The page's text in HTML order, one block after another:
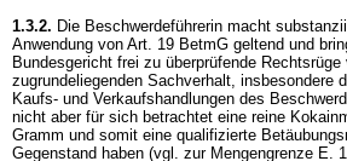
1.3.2. Die Beschwerdeführerin macht
Anwendung von Art. 19 BetmG geltend und
Bundesgericht frei zu überprüfende Rechtsrüge
zugrundeliegenden Sachverhalt, insbesondere
Kaufs- und Verkaufshandlungen des
nicht aber für sich betrachtet eine reine
Gramm und somit eine qualifizierte
Gegenstand haben (vgl. zur Mengengrenze E.